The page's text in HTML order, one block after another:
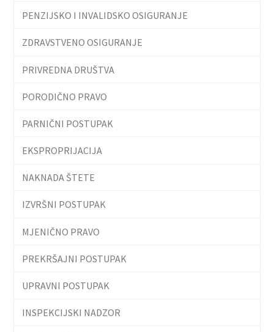
PENZIJSKO I INVALIDSKO OSIGURANJE
ZDRAVSTVENO OSIGURANJE
PRIVREDNA DRUŠTVA
PORODIČNO PRAVO
PARNIČNI POSTUPAK
EKSPROPRIJACIJA
NAKNADA ŠTETE
IZVRŠNI POSTUPAK
MJENIČNO PRAVO
PREKRŠAJNI POSTUPAK
UPRAVNI POSTUPAK
INSPEKCIJSKI NADZOR